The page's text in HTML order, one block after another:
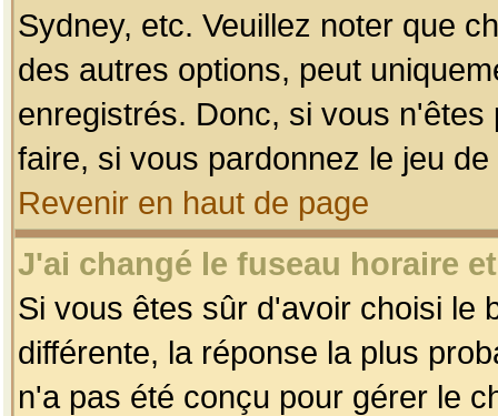
Sydney, etc. Veuillez noter que
des autres options, peut
enregistrés. Donc, si vous
faire, si vous pardonnez le jeu
Revenir en haut de page
J'ai changé le fuseau horaire
Si vous êtes sûr d'avoir choisi le
différente, la réponse la plus
n'a pas été conçu pour gérer le